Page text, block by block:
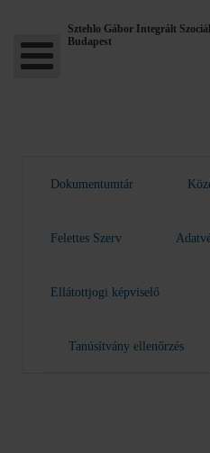
Sztehlo Gábor Integrált
Budapest
Dokumentumtár
Felettes Szerv
Ellátottjogi képviselő
Tanúsítvány ellenőrzés